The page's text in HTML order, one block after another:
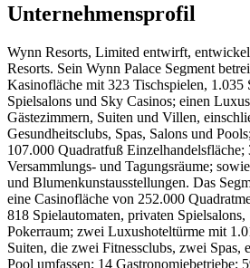
Unternehmensprofil
Wynn Resorts, Limited entwirft,
Resorts. Sein Wynn Palace Segment
Kasinofläche mit 323 Tischspielen, 1.035
Spielsalons und Sky Casinos; einen
Gästezimmern, Suiten und Villen,
Gesundheitsclubs, Spas, Salons und
107.000 Quadratfuß
Versammlungs- und Tagungsräume;
und Blumenkunstausstellungen. Das
eine Casinofläche von 252.000
818 Spielautomaten, privaten
Pokerraum; zwei Luxushoteltürme mit
Suiten, die zwei Fitnessclubs, zwei Spas,
Pool umfassen; 14 Gastronomiebetriebe;